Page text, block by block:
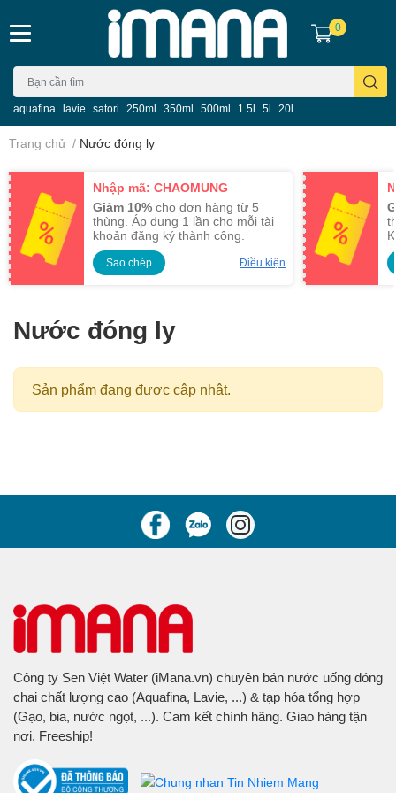
aquafina lavie satori 250ml 350ml 500ml 1.5l 5l 20l
0
Trang chủ / Nước đóng ly
Nhập mã: CHAOMUNG
Giảm 10% cho đơn hàng từ 5
thùng. Áp dụng 1 lần cho mỗi tài
khoản đăng ký thành công.
Sao chép Điều kiện
Nước đóng ly
Sản phẩm đang được cập nhật.
Công ty Sen Việt Water (iMana.vn) chuyên bán nước uống đóng
chai chất lượng cao (Aquafina, Lavie, ...) & tạp hóa tổng hợp
(Gạo, bia, nước ngọt, ...). Cam kết chính hãng. Giao hàng tận
nơi. Freeship!